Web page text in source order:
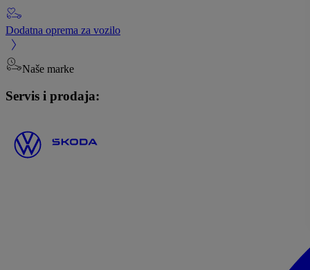
Dodatna oprema za vozilo
Naše marke
Servis i prodaja: